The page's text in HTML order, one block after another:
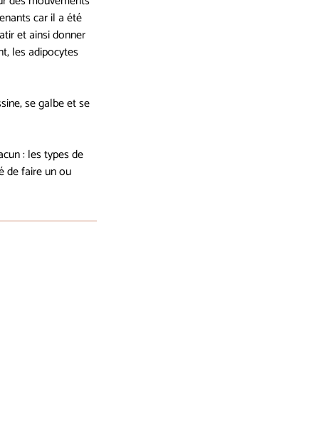
car il a été
et ainsi donner
les adipocytes
se galbe et se
: les types de
de faire un ou